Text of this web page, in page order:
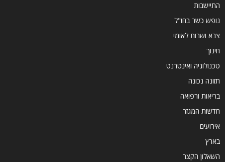
התיישבות
נופש כשר בחו"ל
צבא ושרות לאומי
חינוך
טכנולוגיה ואינטרנט
תזונה נכונה
בריאות ורפואה
חדשות המגזר
אירועים
בארץ
השאלון הקצר